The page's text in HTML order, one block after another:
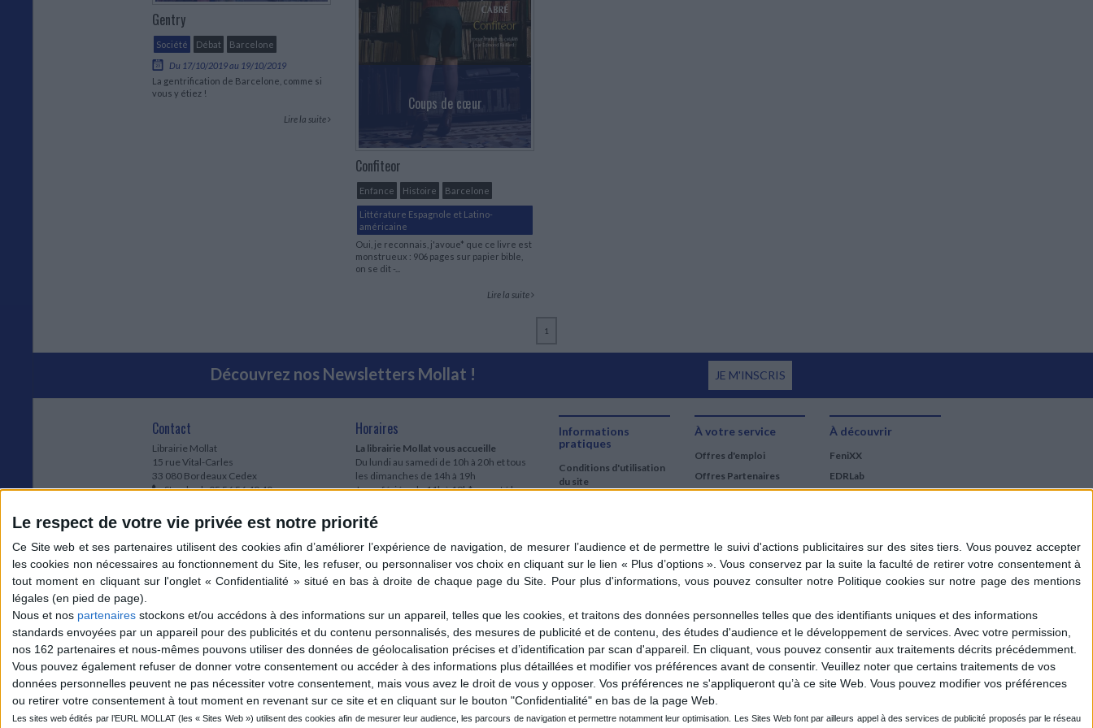
Le respect de votre vie privée est notre priorité
Nous et nos partenaires stockons et/ou accédons à des informations sur un appareil, telles que les cookies, et traitons des données personnelles telles que des identifiants uniques et des informations
standards envoyées par un appareil pour des publicités et du contenu personnalisés, des mesures de publicité et de contenu, des études d'audience et le développement de services. Avec votre permission,
nos 162 partenaires et nous-mêmes pouvons utiliser des données de géolocalisation précises et d’identification par scan d'appareil. En cliquant, vous pouvez consentir aux traitements décrits précédemment.
Vous pouvez également refuser de donner votre consentement ou accéder à des informations plus détaillées et modifier vos préférences avant de consentir. Veuillez noter que certains traitements de vos
données personnelles peuvent ne pas nécessiter votre consentement, mais vous avez le droit de vous y opposer. Vos préférences ne s'appliqueront qu’à ce site Web. Vous pouvez modifier vos préférences
ou retirer votre consentement à tout moment en revenant sur ce site et en cliquant sur le bouton "Confidentialité" en bas de la page Web.
Gentry
Société Débat
Barcelone
Du 17/10/2019 au 19/10/2019
La gentrification de Barcelone, comme si
vous y étiez !
Lire la suite
Coups de cœur
Confiteor
Enfance Histoire Barcelone
Littérature Espagnole et Latino-
américaine
Oui, je reconnais, j'avoue* que ce livre est
monstrueux : 906 pages sur papier bible,
on se dit -...
Lire la suite
1
Découvrez nos Newsletters Mollat ! JE M'INSCRIS
Informations
pratiques
Conditions d'utilisation
du site
Frais de port & Livraison
Conditions Générales
de Vente
À votre service
Offres d'emploi
Offres Partenaires
À découvrir
FeniXX
EDRLab
Cercle de la librairie
Les chèques cadeaux
Mollat
Contact
Librairie Mollat
15 rue Vital-Carles
33 080 Bordeaux Cedex
Standard :05 56 56 40 40
83
Contactez-nous
Horaires
La librairie Mollat vous accueille
Du lundi au samedi de 10h à 20h et tous
les dimanches de 14h à 19h
Jours fériés : de 11h à 19h* excepté le
* Si le jour férié est un dimanche, de 14h
à 19h
Le clic et collecte est ouvert
du lundi au samedi de 9h30 à 20h et tous
les dimanches de 14h à 19h
19h* excepté le 1er mai, le 25 décembre
et le 1er janvier
* Si le jour férié est un dimanche de 14h à
19h
Voir le détail des horaires & accès
Mollat sur les réseaux